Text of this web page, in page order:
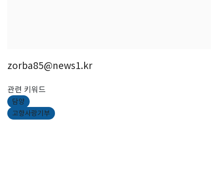
zorba85@news1.kr
관련 키워드
담양
고향사랑기부